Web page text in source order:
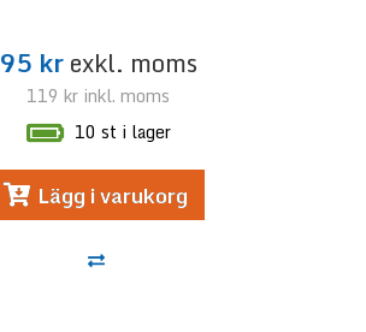
95 krexkl. moms
119 kr inkl. moms
10 st i lager
Lägg i varukorg